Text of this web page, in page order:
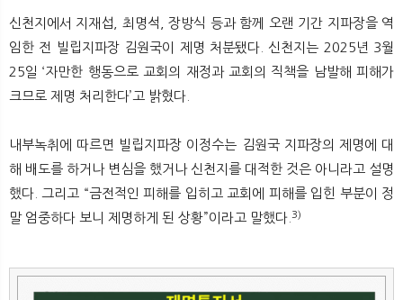
신천지에서 지재섭, 최명석, 장방식 등과 함께 오랜 기간 지파장을 역
임한 전 빌립지파장 김원국이 제명 처분됐다. 신천지는 2025년 3월
25일 ‘자만한 행동으로 교회의 재정과 교회의 직책을 남발해 피해가
크므로 제명 처리한다’고 밝혔다.
내부녹취에 따르면 빌립지파장 이정수는 김원국 지파장의 제명에 대
해 배도를 하거나 변심을 했거나 신천지를 대적한 것은 아니라고 설명
했다. 그리고 “금전적인 피해를 입히고 교회에 피해를 입힌 부분이 정
말 엄중하다 보니 제명하게 된 상황”이라고 말했다. 3)